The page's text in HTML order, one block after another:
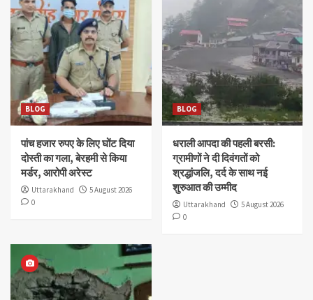
BLOG
पांच हजार रुपए के लिए घोंट दिया
दोस्ती का गला, बेरहमी से किया
मर्डर, आरोपी अरेस्ट
Uttarakhand
5 August 2026
0
BLOG
धराली आपदा की पहली बरसी:
ग्रामीणों ने दी दिवंगतों को
श्रद्धांजलि, दर्द के साथ नई
शुरुआत की उम्मीद
Uttarakhand
5 August 2026
0